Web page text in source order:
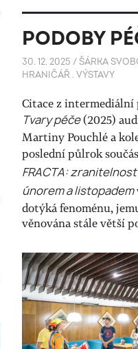
PODOBY
30. 12. 2025 /ŠÁRKA
HRANIČÁŘ . VÝSTAVY
Citace z
Tvary péče(2025)
Martiny Pouchlé a
poslední půlrok
FRACTA:
únorem a listopadem
dotýká fenoménu,
věnována stále větší